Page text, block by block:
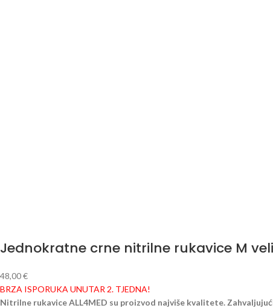
Jednokratne crne nitrilne rukavice M
48,00€
BRZA ISPORUKA UNUTAR 2. TJEDNA!
Nitrilne rukavice ALL4MED su proizvod najviše kvalitete.